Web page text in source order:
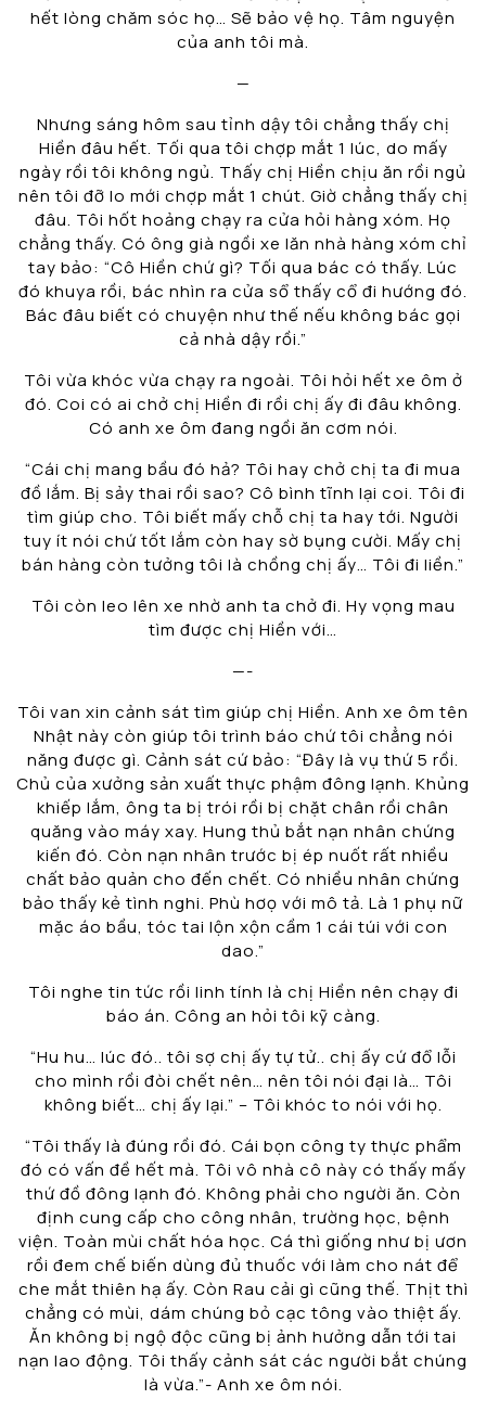
hết lòng chăm sóc họ… Sẽ bảo vệ họ. Tâm nguyện
của anh tôi mà.
—
Nhưng sáng hôm sau tỉnh dậy tôi chẳng thấy chị
Hiền đâu hết. Tối qua tôi chợp mắt 1 lúc, do mấy
ngày rồi tôi không ngủ. Thấy chị Hiền chịu ăn rồi ngủ
nên tôi đỡ lo mới chợp mắt 1 chút. Giờ chẳng thấy chị
đâu. Tôi hốt hoảng chạy ra cửa hỏi hàng xóm. Họ
chẳng thấy. Có ông già ngồi xe lăn nhà hàng xóm chỉ
tay bảo: “Cô Hiền chứ gì? Tối qua bác có thấy. Lúc
đó khuya rồi, bác nhìn ra cửa sổ thấy cổ đi hướng đó.
Bác đâu biết có chuyện như thế nếu không bác gọi
cả nhà dậy rồi.”
Tôi vừa khóc vừa chạy ra ngoài. Tôi hỏi hết xe ôm ở
đó. Coi có ai chở chị Hiền đi rồi chị ấy đi đâu không.
Có anh xe ôm đang ngồi ăn cơm nói.
“Cái chị mang bầu đó hả? Tôi hay chở chị ta đi mua
đồ lắm. Bị sảy thai rồi sao? Cô bình tĩnh lại coi. Tôi đi
tìm giúp cho. Tôi biết mấy chỗ chị ta hay tới. Người
tuy ít nói chứ tốt lắm còn hay sờ bụng cười. Mấy chị
bán hàng còn tưởng tôi là chồng chị ấy… Tôi đi liền.”
Tôi còn leo lên xe nhờ anh ta chở đi. Hy vọng mau
tìm được chị Hiền với…
—-
Tôi van xin cảnh sát tìm giúp chị Hiền. Anh xe ôm tên
Nhật này còn giúp tôi trình báo chứ tôi chẳng nói
năng được gì. Cảnh sát cứ bảo: “Đây là vụ thứ 5 rồi.
Chủ của xưởng sản xuất thực phậm đông lạnh. Khủng
khiếp lắm, ông ta bị trói rồi bị chặt chân rồi chân
quăng vào máy xay. Hung thủ bắt nạn nhân chứng
kiến đó. Còn nạn nhân trước bị ép nuốt rất nhiều
chất bảo quản cho đến chết. Có nhiều nhân chứng
bảo thấy kẻ tình nghi. Phù hơọ với mô tả. Là 1 phụ nữ
mặc áo bầu, tóc tai lộn xộn cầm 1 cái túi với con
dao.”
Tôi nghe tin tức rồi linh tính là chị Hiền nên chạy đi
báo án. Công an hỏi tôi kỹ càng.
“Hu hu… lúc đó.. tôi sợ chị ấy tự tử.. chị ấy cứ đổ lỗi
cho mình rồi đòi chết nên… nên tôi nói đại là… Tôi
không biết… chị ấy lại.” – Tôi khóc to nói với họ.
“Tôi thấy là đúng rồi đó. Cái bọn công ty thực phẩm
đó có vấn đề hết mà. Tôi vô nhà cô này có thấy mấy
thứ đồ đông lạnh đó. Không phải cho người ăn. Còn
định cung cấp cho công nhân, trường học, bệnh
viện. Toàn mùi chất hóa học. Cá thì giống như bị ươn
rồi đem chế biến dùng đủ thuốc với làm cho nát để
che mắt thiên hạ ấy. Còn Rau cải gì cũng thế. Thịt thì
chẳng có mùi, dám chúng bỏ cạc tông vào thiệt ấy.
Ăn không bị ngộ độc cũng bị ảnh hưởng dẫn tới tai
nạn lao động. Tôi thấy cảnh sát các người bắt chúng
là vừa.”- Anh xe ôm nói.